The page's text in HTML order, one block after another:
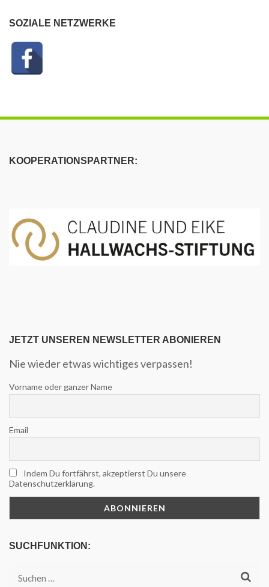
SOZIALE NETZWERKE
KOOPERATIONSPARTNER:
JETZT UNSEREN NEWSLETTER ABONIEREN
Nie wieder etwas wichtiges verpassen!
Vorname oder ganzer Name
Email
Indem Du fortfährst, akzeptierst Du unsere
Datenschutzerklärung.
SUCHFUNKTION:
Suchen